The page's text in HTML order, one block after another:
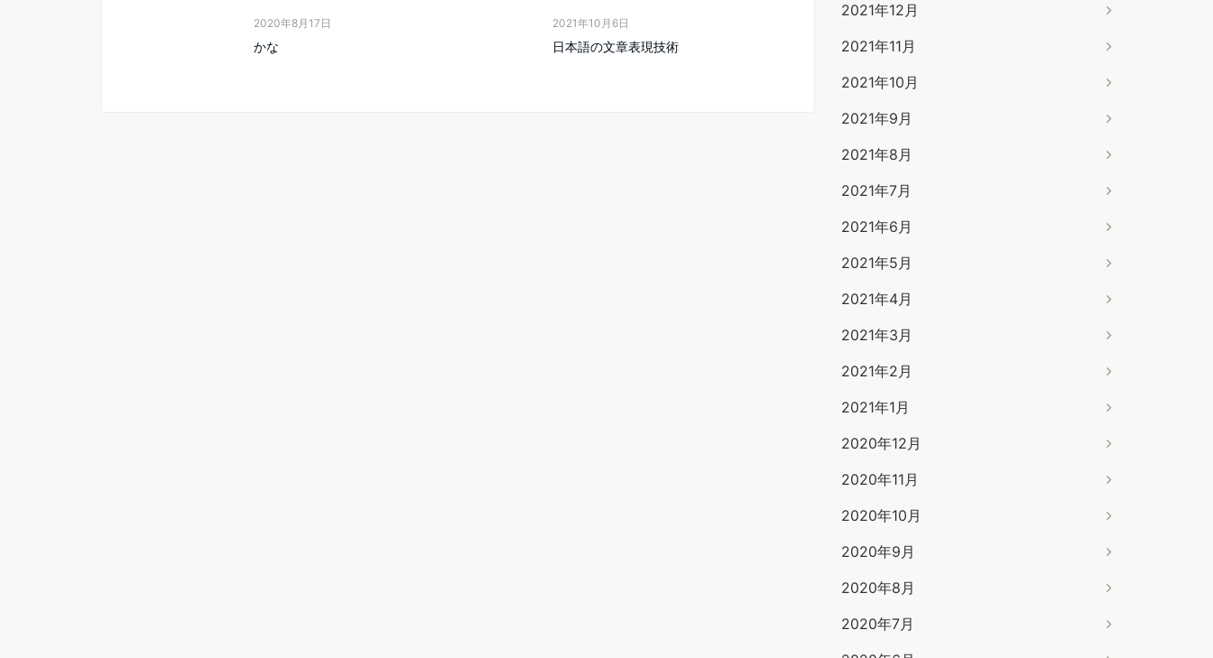
2020年8月17日
かな
2021年10月6日
日本語の文章表現技術
2021年12月
2021年11月
2021年10月
2021年9月
2021年8月
2021年7月
2021年6月
2021年5月
2021年4月
2021年3月
2021年2月
2021年1月
2020年12月
2020年11月
2020年10月
2020年9月
2020年8月
2020年7月